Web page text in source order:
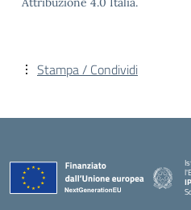
Stampa / Condividi